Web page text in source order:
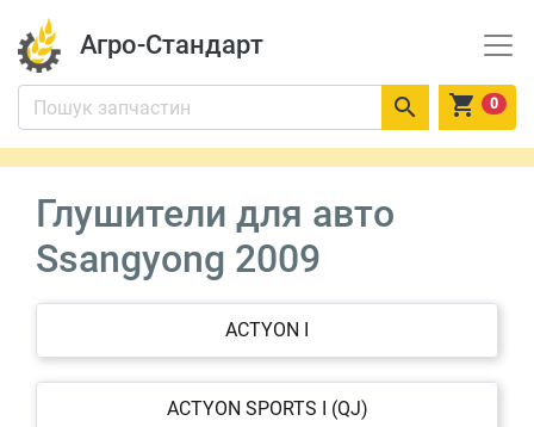
Агро-Стандарт
  0
Глушители для авто
Ssangyong 2009
ACTYON I
ACTYON SPORTS I (QJ)